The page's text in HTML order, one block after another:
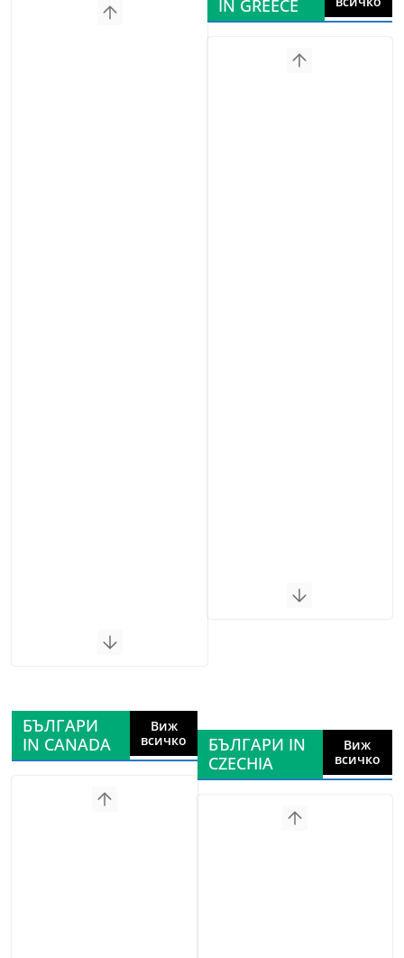
IN GREECE
БЪЛГАРИ
IN CANADA
Виж
всичко
БЪЛГАРИ IN
CZECHIA
Виж
всичко